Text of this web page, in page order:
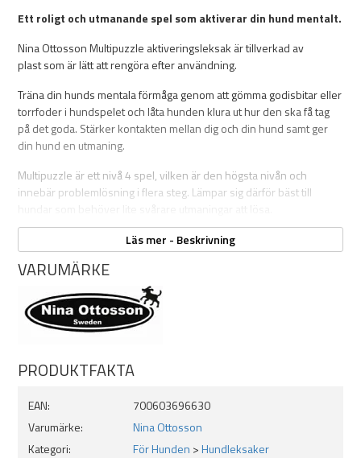
Ett roligt och utmanande spel som aktiverar din hund mentalt.
Nina Ottosson Multipuzzle aktiveringsleksak är tillverkad av
plast som är lätt att rengöra efter användning.
Träna din hunds mentala förmåga genom att gömma godisbitar eller
torrfoder i hundspelet och låta hunden klura ut hur den ska få tag
på det goda. Stärker kontakten mellan dig och din hund samt ger
din hund en utmaning.
Multipuzzle är ett nivå 4 spel, vilken är den högsta nivån och
innebär problemlösning i flera steg. Lämpar sig därför bäst till
Spelinstruktioner medföljer.
Egenskaper:
Mått:
- Bredd: 37,7cm
- Höjd: 4,7cm
Plast
Lätt att rengöra
Passar alla hundar
Läs mer - Beskrivning
VARUMÄRKE
PRODUKTFAKTA
EAN:
700603696630
Varumärke:
Nina Ottosson
Kategori:
För Hunden >Hundleksaker